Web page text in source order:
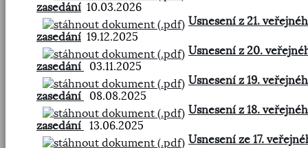
zasedání 10.03.2026
Usnesení z 21.
zasedání 19.12.2025
Usnesení z 20.
zasedání
03.11.2025
Usnesení z 19.
zasedání
08.08.2025
Usnesení z 18.
zasedání
13.06.2025
Usnesení ze 17.